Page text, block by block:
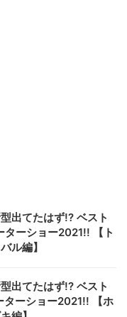
出てたはず!? ベスト
ターショー2021!! 【ト
ル編】
出てたはず!? ベスト
ーショー2021!! 【ホ